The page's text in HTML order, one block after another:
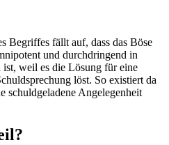
Begriffes fällt auf, dass das Böse
und durchdringend in
ist, weil es die Lösung für eine
löst. So existiert da
schuldgeladene Angelegenheit